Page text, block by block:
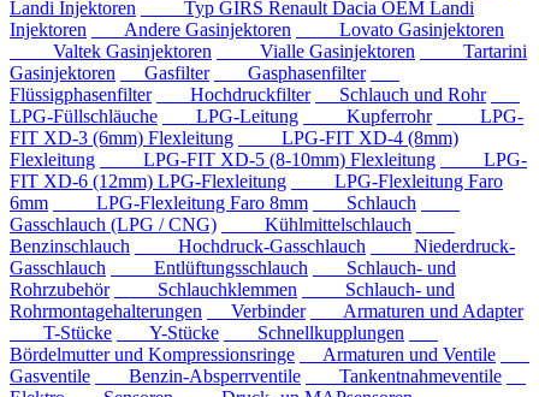
Landi Injektoren
Typ GIRS Renault Dacia OEM Landi
Injektoren
Andere Gasinjektoren
Lovato Gasinjektoren
Valtek Gasinjektoren
Vialle Gasinjektoren
Tartarini
Gasinjektoren
Gasfilter
Gasphasenfilter
Flüssigphasenfilter
Hochdruckfilter
Schlauch und Rohr
LPG-Füllschläuche
LPG-Leitung Kupferrohr
LPG-
FIT XD-3 (6mm) Flexleitung
LPG-FIT XD-4 (8mm)
Flexleitung
LPG-FIT XD-5 (8-10mm) Flexleitung
LPG-
FIT XD-6 (12mm) LPG-Flexleitung
LPG-Flexleitung Faro
6mm
LPG-Flexleitung Faro 8mm
Schlauch
Gasschlauch (LPG / CNG)
Kühlmittelschlauch
Benzinschlauch
Hochdruck-Gasschlauch
Niederdruck-
Gasschlauch
Entlüftungsschlauch
Schlauch- und
Rohrzubehör
Schlauchklemmen
Schlauch- und
Rohrmontagehalterungen
Verbinder
Armaturen und Adapter
T-Stücke
Y-Stücke
Schnellkupplungen
Bördelmutter und Kompressionsringe
Armaturen und Ventile
Gasventile
Benzin-Absperrventile
Tankentnahmeventile